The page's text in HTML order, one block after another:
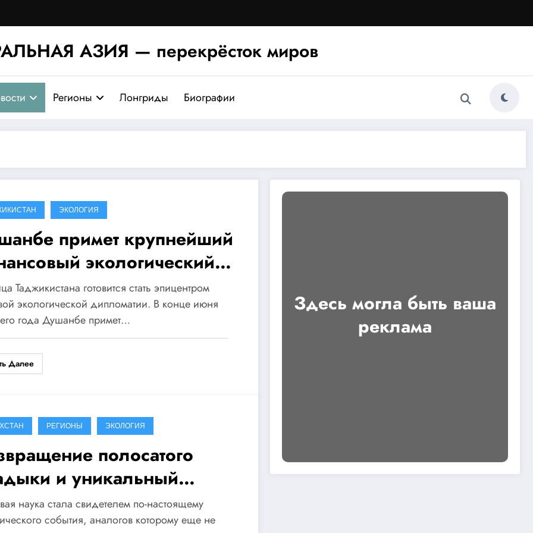
АЗИЯ — перекрёсток миров
Регионы Лонгриды Биографии
ЭКОЛОГИЯ
примет крупнейший
экологический
планеты
Таджикистана готовится стать эпицентром
экологической дипломатии. В конце июня
года Душанбе примет…
Далее
РЕГИОНЫ ЭКОЛОГИЯ
полосатого
и уникальный
эксперимент в степях
наука стала свидетелем по-настоящему
события, аналогов которому еще не
Здесь могла быть ваша
реклама